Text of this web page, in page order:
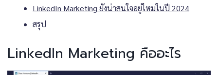
LinkedIn Marketing ยังน่าสนใจอยู่ไหมในปี 2024
สรุป
LinkedIn Marketing คืออะไร